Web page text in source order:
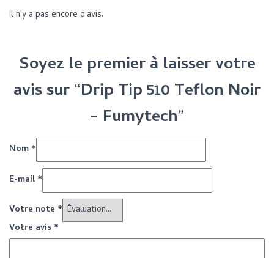
Il n’y a pas encore d’avis.
Soyez le premier à laisser votre
avis sur “Drip Tip 510 Teflon Noir
– Fumytech”
Nom *
E-mail*
Votre note *
Votre avis *